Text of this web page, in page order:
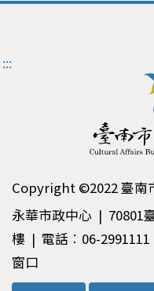
:::
Copyright ©2022 臺南
永華市政中心 | 70801
樓 | 電話︰06-
窗口